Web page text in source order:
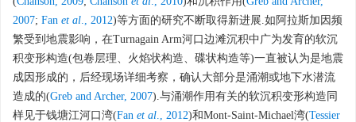
2007; Fan et al., 2012)等方面的研究不断取得新进展.如阿拉斯加因频
繁受到地震影响，在Turnagain Arm河口边滩沉积中广为发育的软沉
积变形构造(包卷层理、火焰状构造、碟状构造等)一直被认为是地震
成因形成的，后经现场详细考察，确认大部分是涌潮或地下水潜流
造成的(Greb and Archer, 2007).与涌潮作用有关的软沉积变形构造同
样见于钱塘江河口湾(Fan et al., 2012)和Mont-Saint-Michael湾(Tessier